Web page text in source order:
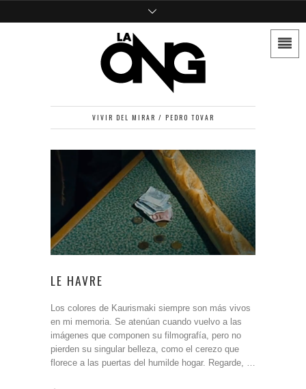
VIVIR DEL MIRAR / PEDRO TOVAR
LE HAVRE
Los colores de Kaurismaki siempre son más vivos
en mi memoria. Se atenúan cuando vuelvo a las
imágenes que componen su filmografía, pero no
pierden su singular belleza, como el cerezo que
florece a las puertas del humilde hogar. Regarde, …